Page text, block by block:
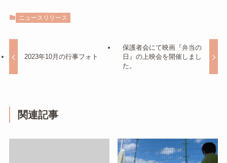
ニュースリリース
2023年10月の行事フォト
保護者会にて映画『弁当の
日』の上映会を開催しまし
た。
関連記事